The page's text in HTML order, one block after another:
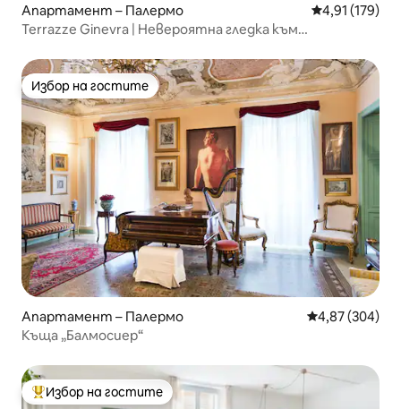
Апартамент – Палермо Средна
4,91 (179)
Terrazze Ginevra | Невероятна гледка към
Избор на гостите
Избор на гостите
Апартамент – Палермо Средна
4,87 (304)
Къща „Балмосиер“
Най-популярен избор на гостите
Избор на гостите